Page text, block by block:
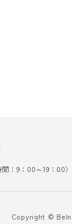
：9：00～19：00）
Copyright ©